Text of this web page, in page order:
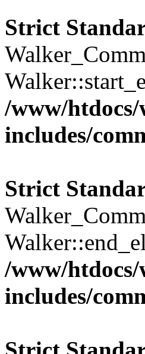
Strict
/www/
includes/
Strict
/www/
includes/